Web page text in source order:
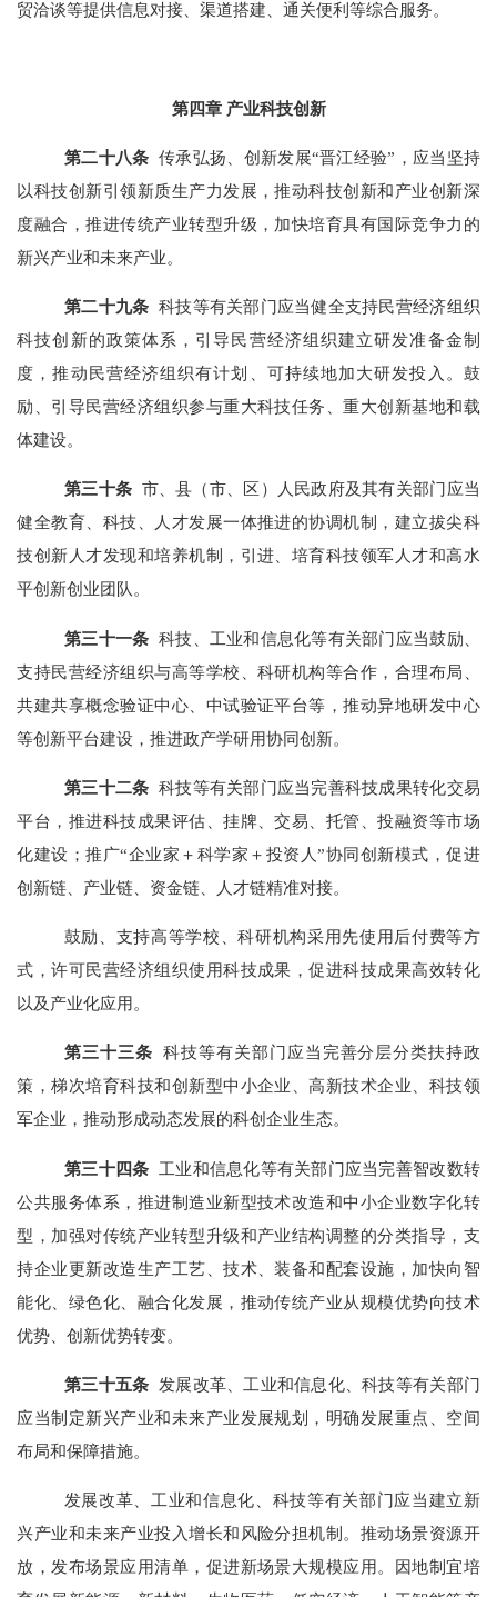
贸洽谈等提供信息对接、渠道搭建、通关便利等综合服务。
第四章 产业科技创新
第二十八条 传承弘扬、创新发展“晋江经验”，应当坚持
以科技创新引领新质生产力发展，推动科技创新和产业创新深
度融合，推进传统产业转型升级，加快培育具有国际竞争力的
新兴产业和未来产业。
第二十九条 科技等有关部门应当健全支持民营经济组织
科技创新的政策体系，引导民营经济组织建立研发准备金制
度，推动民营经济组织有计划、可持续地加大研发投入。鼓
励、引导民营经济组织参与重大科技任务、重大创新基地和载
体建设。
第三十条 市、县（市、区）人民政府及其有关部门应当
健全教育、科技、人才发展一体推进的协调机制，建立拔尖科
技创新人才发现和培养机制，引进、培育科技领军人才和高水
平创新创业团队。
第三十一条 科技、工业和信息化等有关部门应当鼓励、
支持民营经济组织与高等学校、科研机构等合作，合理布局、
共建共享概念验证中心、中试验证平台等，推动异地研发中心
等创新平台建设，推进政产学研用协同创新。
第三十二条 科技等有关部门应当完善科技成果转化交易
平台，推进科技成果评估、挂牌、交易、托管、投融资等市场
化建设；推广“企业家＋科学家＋投资人”协同创新模式，促进
创新链、产业链、资金链、人才链精准对接。
鼓励、支持高等学校、科研机构采用先使用后付费等方
式，许可民营经济组织使用科技成果，促进科技成果高效转化
以及产业化应用。
第三十三条
科技等有关部门应当完善分层分类扶持政
策，梯次培育科技和创新型中小企业、高新技术企业、科技领
军企业，推动形成动态发展的科创企业生态。
第三十四条 工业和信息化等有关部门应当完善智改数转
公共服务体系，推进制造业新型技术改造和中小企业数字化转
型，加强对传统产业转型升级和产业结构调整的分类指导，支
持企业更新改造生产工艺、技术、装备和配套设施，加快向智
能化、绿色化、融合化发展，推动传统产业从规模优势向技术
优势、创新优势转变。
第三十五条 发展改革、工业和信息化、科技等有关部门
应当制定新兴产业和未来产业发展规划，明确发展重点、空间
布局和保障措施。
发展改革、工业和信息化、科技等有关部门应当建立新
兴产业和未来产业投入增长和风险分担机制。推动场景资源开
放，发布场景应用清单，促进新场景大规模应用。因地制宜培